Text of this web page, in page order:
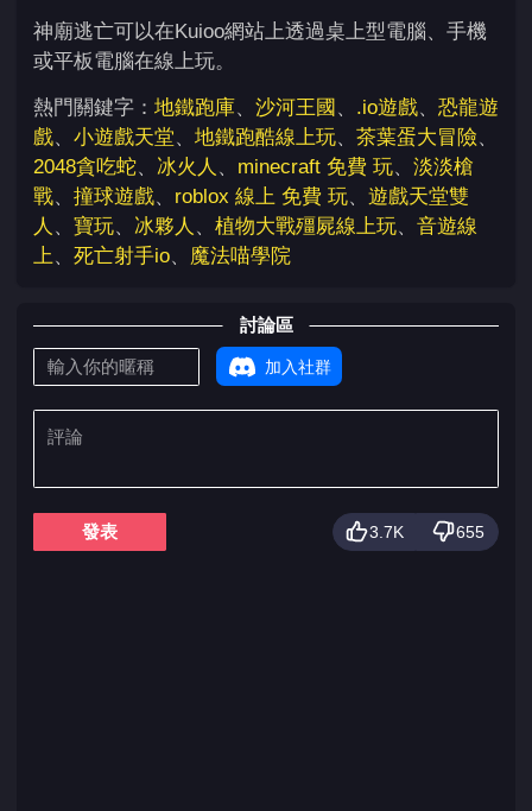
神廟逃亡可以在Kuioo網站上透過桌上型電腦、手機
或平板電腦在線上玩。
熱門關鍵字： 地鐵跑庫、 沙河王國 、 .io遊戲、 恐龍遊
戲、 小遊戲天堂、 地鐵跑酷線上玩、 茶葉蛋大冒險、
2048貪吃蛇、 冰火人 、 minecraft 免費 玩、 淡淡槍
戰、 撞球遊戲、 roblox 線上 免費 玩、 遊戲天堂雙
人 、 寶玩、 冰夥人 、 植物大戰殭屍線上玩、 音遊線
上、 死亡射手io、 魔法喵學院
討論區
加入社群
發表 3.7K 655